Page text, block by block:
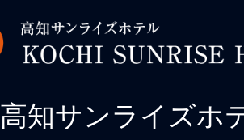
高知サンライズホ